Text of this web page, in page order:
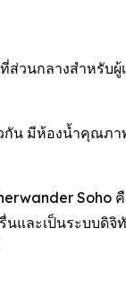
นกลางสำหรับ
กัน มีห้องน้ำคุณ
Soho
และเป็นระบบ